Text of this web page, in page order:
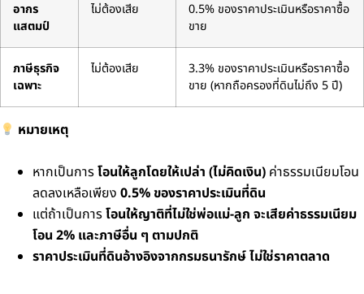
อากร
แสตมป์
ไม่ต้องเสีย
0.5% ของราคาประเมินหรือราคาซื้อ
ขาย
ภาษีธุรกิจ
เฉพาะ
ไม่ต้องเสีย
3.3% ของราคาประเมินหรือราคาซื้อ
ขาย (หากถือครองที่ดินไม่ถึง 5 ปี)
หมายเหตุ
หากเป็นการโอนให้ลูกโดยให้เปล่า (ไม่คิดเงิน) ค่าธรรมเนียมโอน
ลดลงเหลือเพียง 0.5% ของราคาประเมินที่ดิน
แต่ถ้าเป็นการโอนให้ญาติที่ไม่ใช่พ่อแม่-ลูก จะเสียค่าธรรมเนียม
โอน 2% และภาษีอื่น ๆ ตามปกติ
ราคาประเมินที่ดินอ้างอิงจากกรมธนารักษ์ ไม่ใช่ราคาตลาด